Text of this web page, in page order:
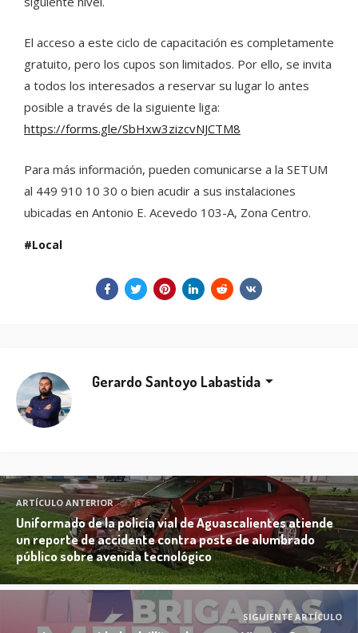
El acceso a este ciclo de capacitación es completamente
gratuito, pero los cupos son limitados. Por ello, se invita
a todos los interesados a reservar su lugar lo antes
posible a través de la siguiente liga:
https://forms.gle/SbHxw3zizcvNJCTM8
Para más información, pueden comunicarse a la SETUM
al 449 910 10 30 o bien acudir a sus instalaciones
ubicadas en Antonio E. Acevedo 103-A, Zona Centro.
Local
Gerardo Santoyo Labastida
ARTÍCULO ANTERIOR
Uniformado de la policía vial de Aguascalientes atiende
un reporte de accidente contra poste de alumbrado
público sobre avenida tecnológico
SIGUIENTE ARTÍCULO